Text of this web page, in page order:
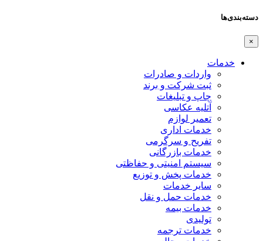
دسته‌بندی‌ها
×
خدمات
واردات و صادرات
ثبت شرکت و برند
چاپ و تبلیغات
آتلیه عکاسی
تعمیر لوازم
خدمات اداری
تفریح و سرگرمی
خدمات بازرگانی
سیستم امنیتی و حفاظتی
خدمات پخش و توزیع
سایر خدمات
خدمات حمل و نقل
خدمات بیمه
تولیدی
خدمات ترجمه